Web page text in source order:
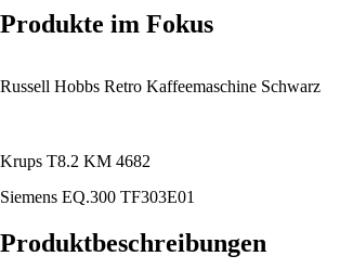
Produkte im Fokus
Russell Hobbs Retro Kaffeemaschine Schwarz
Krups T8.2 KM 4682
Siemens EQ.300 TF303E01
Produktbeschreibungen